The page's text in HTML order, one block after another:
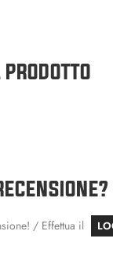
/ Effettua il